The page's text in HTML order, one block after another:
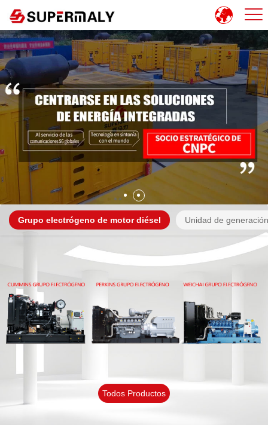
Grupo electrógeno de motor diésel Unidad de
Todos Productos